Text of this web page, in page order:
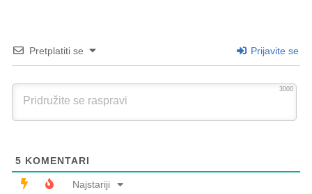
Pretplatiti se Prijavite se
3000
5 KOMENTARI
Najstariji